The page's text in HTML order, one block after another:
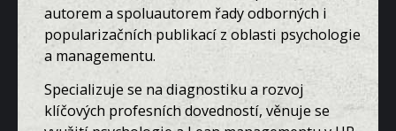
autorem a spoluautorem řady odborných i
popularizačních publikací z oblasti psychologie
a managementu.
Specializuje se na diagnostiku a rozvoj
klíčových profesních dovedností, věnuje se